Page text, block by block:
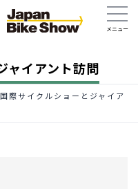
ャイアント訪問
際サイクルショーとジャイア